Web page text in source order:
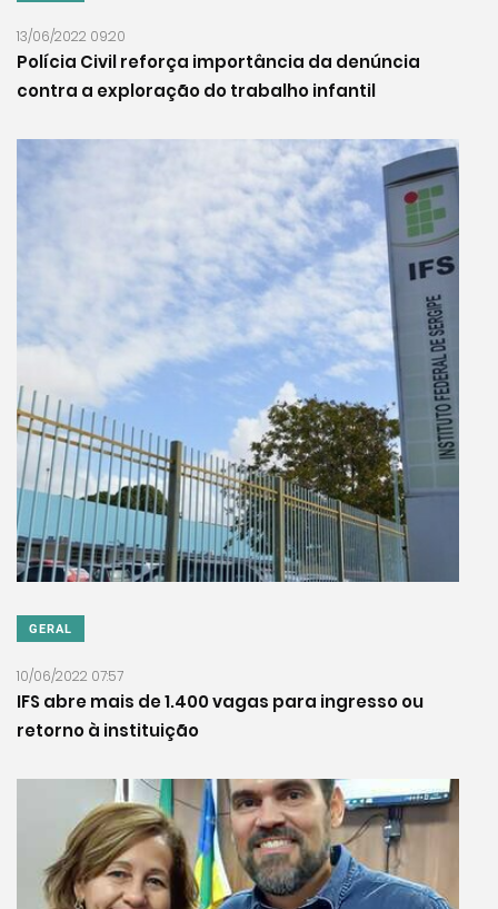
13/06/2022 09:20
Polícia Civil reforça importância da denúncia
contra a exploração do trabalho infantil
GERAL
10/06/2022 07:57
IFS abre mais de 1.400 vagas para ingresso ou
retorno à instituição